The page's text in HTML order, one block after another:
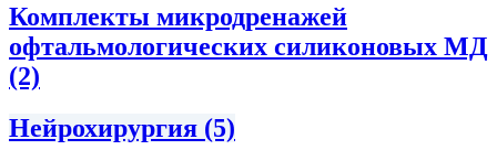
Комплекты микродренажей
офтальмологических силиконовых МД
(2)
Нейрохирургия (5)